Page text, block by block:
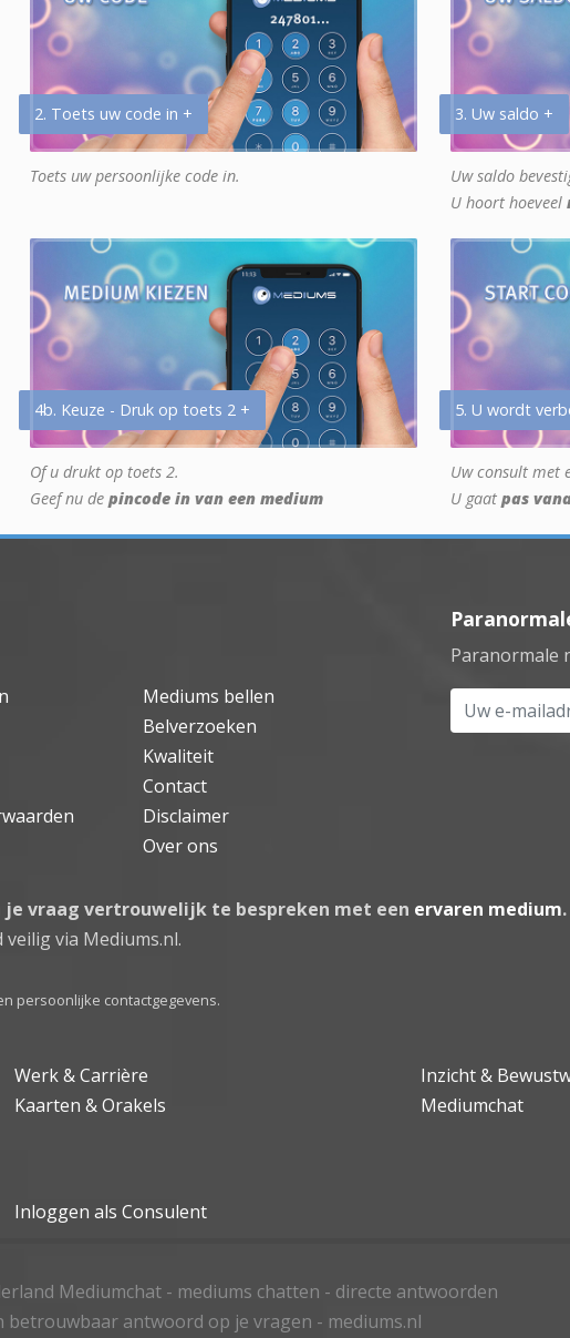
2. Toets uw code in +
Toets uw persoonlijke code in.
3. Uw saldo +
Uw saldo
U hoort hoeveel
4b. Keuze - Druk op toets 2 +
Of u drukt op toets 2.
Geef nu de pincode in van een medium
5. U wordt
Uw consult met
U gaat pas
Mediums bellen
Belverzoeken
Kwaliteit
Contact
Disclaimer
Over ons
Paranormale
Uw e-
je vraag vertrouwelijk te bespreken met een ervaren medium.
via Mediums.nl.
persoonlijke contactgegevens.
Werk & Carrière
Inzicht &
Kaarten & Orakels Mediumchat
Inloggen als Consulent
Mediumchat - mediums chatten - directe antwoorden
antwoord op je vragen - mediums.nl